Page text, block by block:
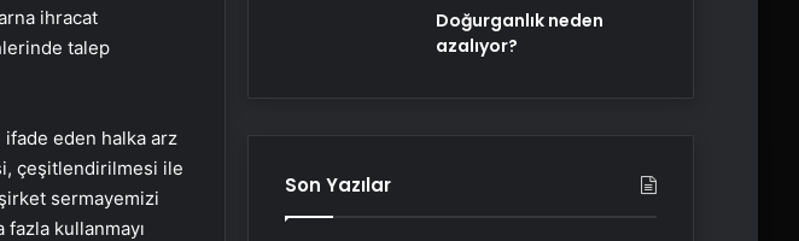
ihracat
talep
ifade eden halka arz
çeşitlendirilmesi ile
sermayemizi
kullanmayı
Doğurganlık neden
azalıyor?
Son Yazılar